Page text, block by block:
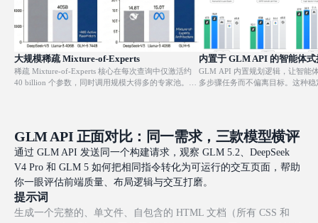
大规模稀疏 Mixture-of-Experts
稀疏 Mixture-of-Experts 核心在每次查询中仅激活约
40 billion 个参数，同时调用规模大得多的专家池。这
内置于 GLM API 的智能体式
GLM API 内置规划逻辑，让智能
多步骤任务而不偏离目标。这种
GLM API 正面对比：同一需求，三款模型横评
通过 GLM API 发送同一个构建请求，观察 GLM 5.2、DeepSeek
V4 Pro 和 GLM 5 如何把相同指令转化为可运行的交互页面，帮助
你一眼评估前端质量、布局逻辑与交互打磨。
提示词
生成一个完整的、单文件、自包含的 HTML 文档（所有 CSS 和